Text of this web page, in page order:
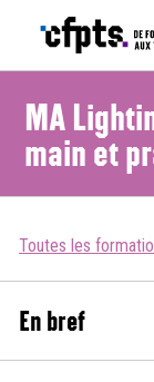
MA
main et
Toutes les
En bref